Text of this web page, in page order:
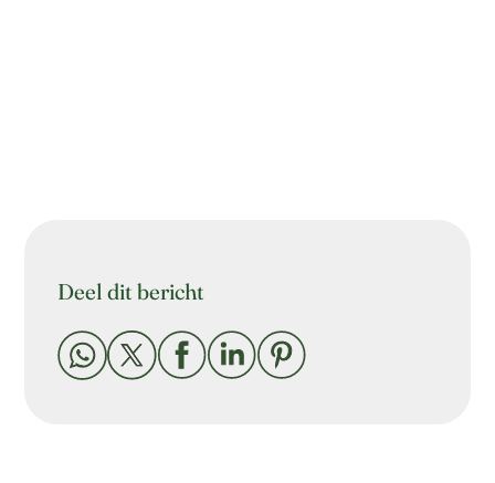
Deel dit bericht
    